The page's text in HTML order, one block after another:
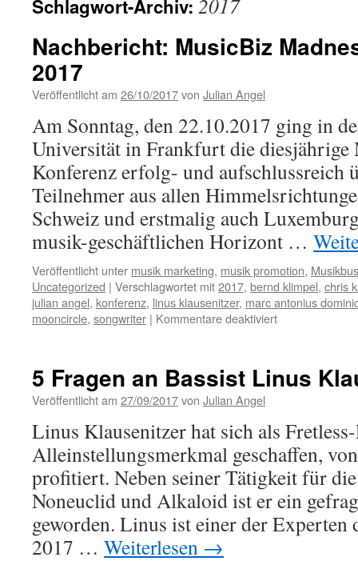
Schlagwort-Archiv: 2017
Nachbericht: MusicBiz
2017
Veröffentlicht am 26/10/2017von Julian Angel
Am Sonntag, den 22.10.2017 ging in
Universität in Frankfurt die diesjährige
Konferenz erfolg- und aufschlussreich
Teilnehmer aus allen
Schweiz und erstmalig auch
musik-geschäftlichen Horizont …
Veröffentlicht unter musik marketing, musik promotion,
Uncategorized | Verschlagwortet mit2017, bernd klimpel, chris
julian angel, konferenz, linus klausenitzer, marc antonius
mooncircle, songwriter | Kommentare deaktiviert
Madness
Konferenz
5 Fragen an Bassist Linus
Veröffentlicht am 27/09/2017von Julian Angel
Linus Klausenitzer hat sich als
Alleinstellungsmerkmal geschaffen,
profitiert. Neben seiner Tätigkeit für
Noneuclid und Alkaloid ist er ein
geworden. Linus ist einer der
2017 … Weiterlesen →